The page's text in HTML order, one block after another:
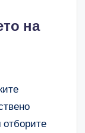
на
отборите